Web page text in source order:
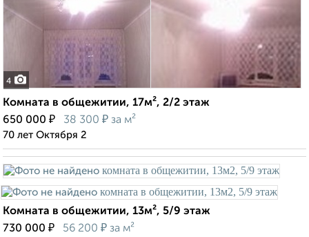
4
Комната в общежитии, 17м², 2/2 этаж
650 000 ₽ 38 300 ₽ за м²
70 лет Октября 2
Комната в общежитии, 13м², 5/9 этаж
730 000 ₽ 56 200 ₽ за м²